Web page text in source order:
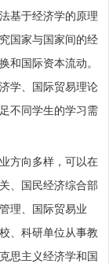
基于经济学的原理
国家与国家间的经
和国际资本流动。
学、国际贸易理论
不同学生的学习需
方向多样，可以在
、国民经济综合部
理、国际贸易业
、科研单位从事教
思主义经济学和国